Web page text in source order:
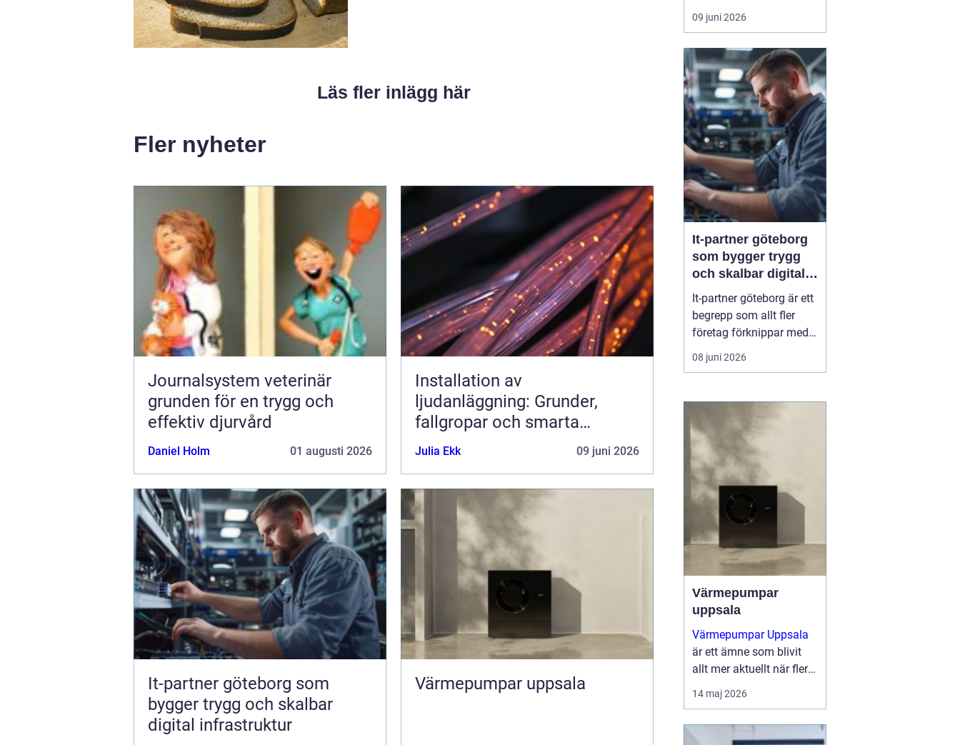
Läs fler inlägg här
Fler nyheter
Journalsystem veterinär
grunden för en trygg och
effektiv djurvård
Daniel Holm 01 augusti 2026
Installation av
ljudanläggning: Grunder,
fallgropar och smarta
lösningar
Julia Ekk 09 juni 2026
It-partner göteborg som
bygger trygg och skalbar
digital infrastruktur
Värmepumpar uppsala
tydligt och jämnt ljud
som fungerar i vardagen,
Med rätt planering, rätt
produkter och en
struktur...
09 juni 2026
It-partner göteborg
som bygger trygg
och skalbar digital
infrastruktur
It-partner göteborg är ett
begrepp som allt fler
företag förknippar med
strategisk rådgivning,
säker drift och
När tekniken på kontoret,
i molnet och i
produktionsmiljön ska
samspela behövs en
partner som inte bara
löser akuta...
08 juni 2026
Värmepumpar
uppsala
Värmepumpar Uppsala
är ett ämne som blivit
allt mer aktuellt när fler
villaägare och
fastighetsägare söker
uppvärmningskostnader
14 maj 2026